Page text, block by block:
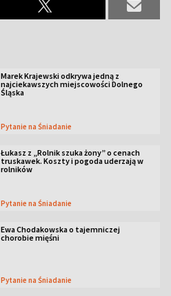
Marek Krajewski odkrywa jedną z
najciekawszych miejscowości Dolnego
Śląska
Pytanie na Śniadanie
Łukasz z „Rolnik szuka żony” o cenach
truskawek. Koszty i pogoda uderzają w
rolników
Pytanie na Śniadanie
Ewa Chodakowska o tajemniczej
chorobie mięśni
Pytanie na Śniadanie